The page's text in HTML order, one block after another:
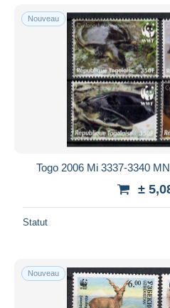
Nouveau
Togo 2006 Mi 3337-3340
±
Statut
Nouveau